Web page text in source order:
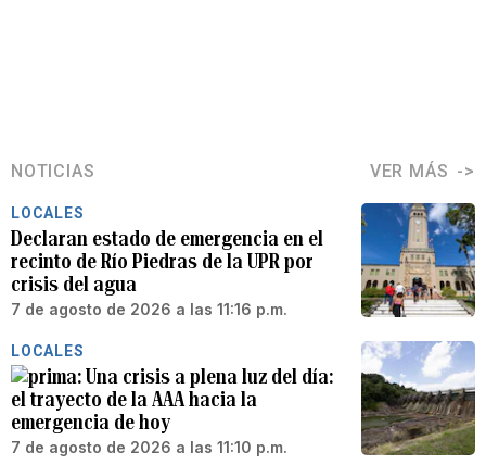
NOTICIAS VER MÁS
LOCALES
Declaran estado de emergencia en el
recinto de Río Piedras de la UPR por
crisis del agua
7 de agosto de 2026 a las 11:16 p.m.
LOCALES
Una crisis a plena luz del día:
el trayecto de la AAA hacia la
emergencia de hoy
7 de agosto de 2026 a las 11:10 p.m.